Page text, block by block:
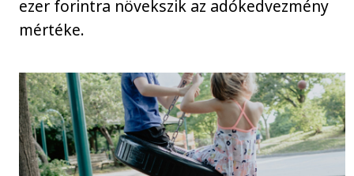
ezer forintra növekszik az adókedvezmény
mértéke.